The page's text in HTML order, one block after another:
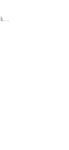
Ametist ve swarovski 925 ayar rose altın kaplama gümüş kolye (40 cm gümüş rolo zincir)